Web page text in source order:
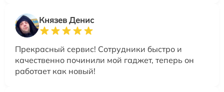
Князев Денис
Прекрасный сервис! Сотрудники быстро и
качественно починили мой гаджет, теперь он
работает как новый!